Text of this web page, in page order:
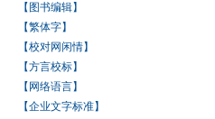
【图书编辑】
【繁体字】
【校对网闲情】
【方言校标】
【网络语言】
【企业文字标准】